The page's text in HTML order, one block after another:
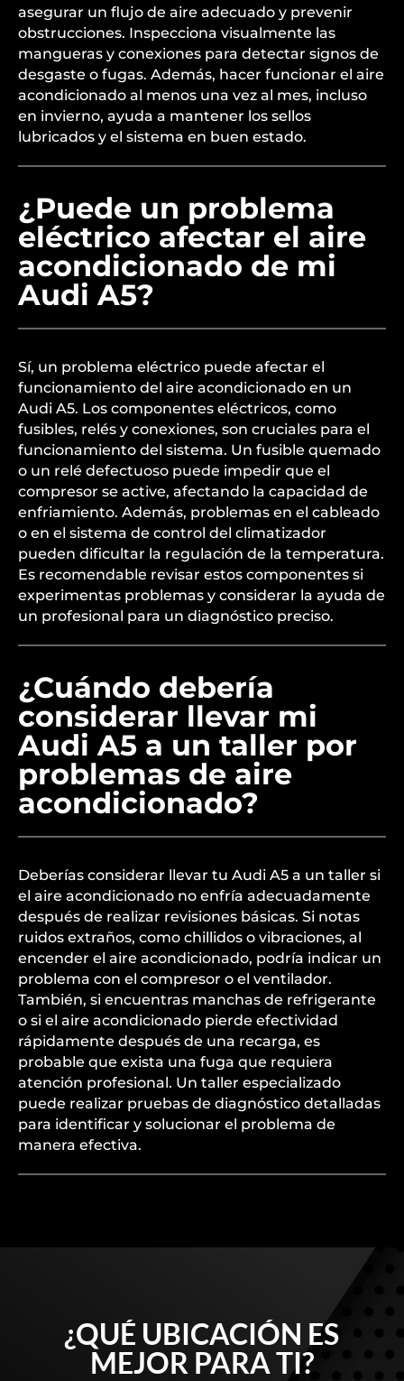
asegurar un flujo de aire adecuado y prevenir
obstrucciones. Inspecciona visualmente las
mangueras y conexiones para detectar signos de
desgaste o fugas. Además, hacer funcionar el aire
acondicionado al menos una vez al mes, incluso
en invierno, ayuda a mantener los sellos
lubricados y el sistema en buen estado.
¿Puede un problema
eléctrico afectar el aire
acondicionado de mi
Audi A5?
Sí, un problema eléctrico puede afectar el
funcionamiento del aire acondicionado en un
Audi A5. Los componentes eléctricos, como
fusibles, relés y conexiones, son cruciales para el
funcionamiento del sistema. Un fusible quemado
o un relé defectuoso puede impedir que el
compresor se active, afectando la capacidad de
enfriamiento. Además, problemas en el cableado
o en el sistema de control del climatizador
pueden dificultar la regulación de la temperatura.
Es recomendable revisar estos componentes si
experimentas problemas y considerar la ayuda de
un profesional para un diagnóstico preciso.
¿Cuándo debería
considerar llevar mi
Audi A5 a un taller por
problemas de aire
acondicionado?
Deberías considerar llevar tu Audi A5 a un taller si
el aire acondicionado no enfría adecuadamente
después de realizar revisiones básicas. Si notas
ruidos extraños, como chillidos o vibraciones, al
encender el aire acondicionado, podría indicar un
problema con el compresor o el ventilador.
También, si encuentras manchas de refrigerante
o si el aire acondicionado pierde efectividad
rápidamente después de una recarga, es
probable que exista una fuga que requiera
atención profesional. Un taller especializado
puede realizar pruebas de diagnóstico detalladas
para identificar y solucionar el problema de
manera efectiva.
¿QUÉ UBICACIÓN ES
MEJOR PARA TI?